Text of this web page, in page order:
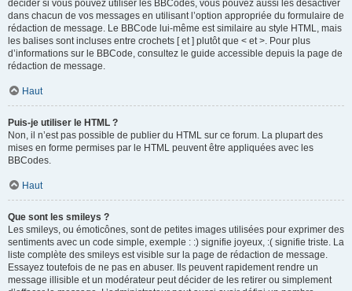
décider si vous pouvez utiliser les BBCodes, vous pouvez aussi les désactiver
dans chacun de vos messages en utilisant l’option appropriée du formulaire de
rédaction de message. Le BBCode lui-même est similaire au style HTML, mais
les balises sont incluses entre crochets [ et ] plutôt que < et >. Pour plus
d’informations sur le BBCode, consultez le guide accessible depuis la page de
rédaction de message.
Haut
Puis-je utiliser le HTML ?
Non, il n’est pas possible de publier du HTML sur ce forum. La plupart des
mises en forme permises par le HTML peuvent être appliquées avec les
BBCodes.
Haut
Que sont les smileys ?
Les smileys, ou émoticônes, sont de petites images utilisées pour exprimer des
sentiments avec un code simple, exemple : :) signifie joyeux, :( signifie triste. La
liste complète des smileys est visible sur la page de rédaction de message.
Essayez toutefois de ne pas en abuser. Ils peuvent rapidement rendre un
message illisible et un modérateur peut décider de les retirer ou simplement